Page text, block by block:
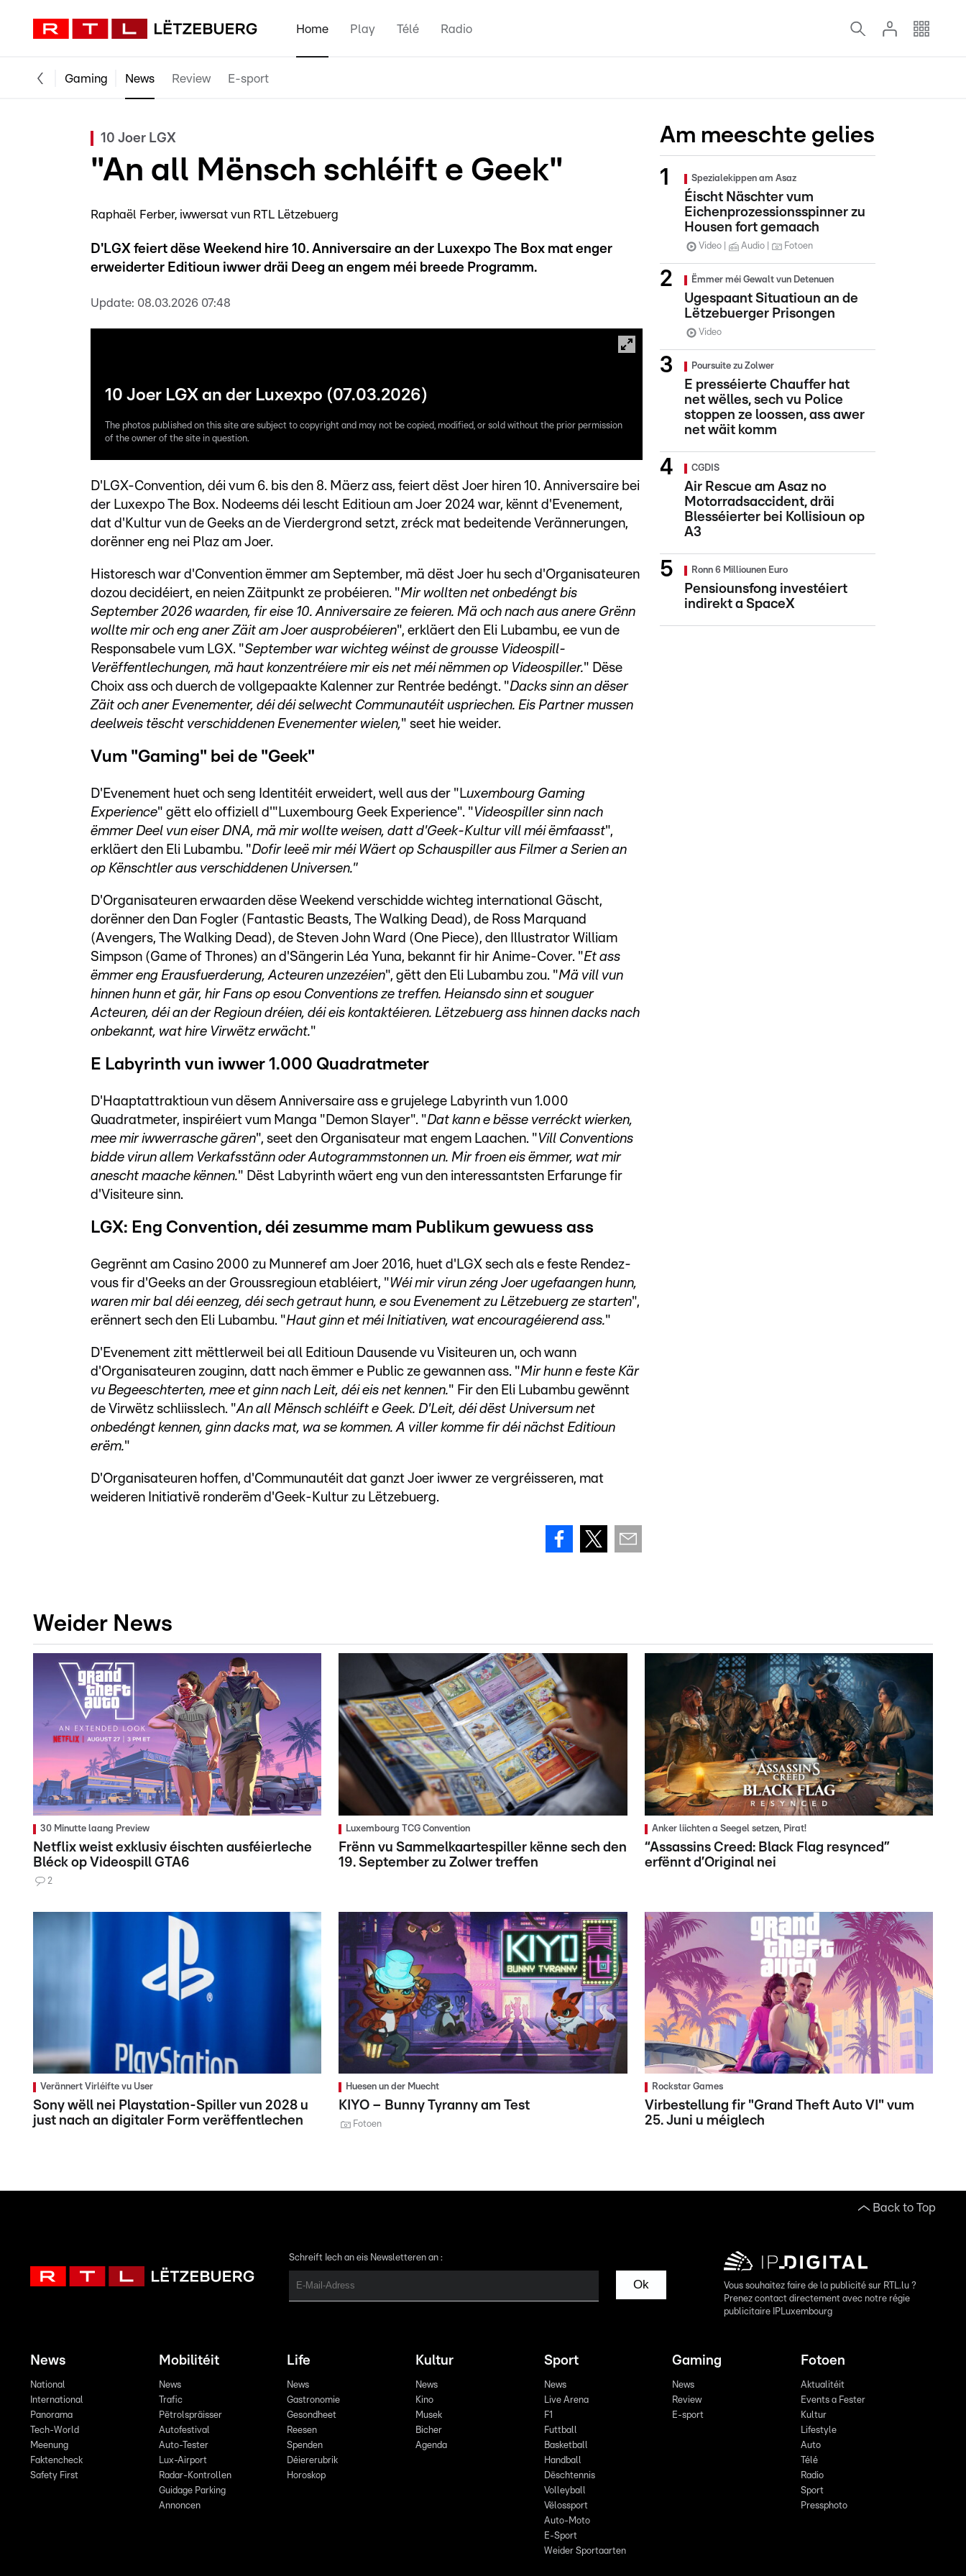
Home Play Télé Radio
Gaming News Review E-sport
10 Joer LGX
"An all Mënsch schléift e Geek"
Raphaël Ferber iwwersat vun RTL Lëtzebuerg
D'LGX feiert dëse Weekend hire 10. Anniversaire an der Luxexpo The Box mat enger
erweiderter Editioun iwwer dräi Deeg an engem méi breede Programm.
Update: 08.03.2026 07:48
10 Joer LGX an der Luxexpo (07.03.2026)
The photos published on this site are subject to copyright and may not be copied, modified, or sold without the prior permission
of the owner of the site in question.
D'LGX-Convention, déi vum 6. bis den 8. Mäerz ass, feiert dëst Joer hiren 10. Anniversaire bei
der Luxexpo The Box. Nodeems déi lescht Editioun am Joer 2024 war, kënnt d'Evenement,
dat d'Kultur vun de Geeks an de Vierdergrond setzt, zréck mat bedeitende Verännerungen,
dorënner eng nei Plaz am Joer.
Historesch war d'Convention ëmmer am September, mä dëst Joer hu sech d'Organisateuren
dozou decidéiert, en neien Zäitpunkt ze probéieren. "Mir wollten net onbedéngt bis
September 2026 waarden, fir eise 10. Anniversaire ze feieren. Mä och nach aus anere Grënn
wollte mir och eng aner Zäit am Joer ausprobéieren", erkläert den Eli Lubambu, ee vun de
Responsabele vum LGX. "September war wichteg wéinst de grousse Videospill-
Verëffentlechungen, mä haut konzentréiere mir eis net méi nëmmen op Videospiller." Dëse
Choix ass och duerch de vollgepaakte Kalenner zur Rentrée bedéngt. "Dacks sinn an dëser
Zäit och aner Evenementer, déi déi selwecht Communautéit uspriechen. Eis Partner mussen
deelweis tëscht verschiddenen Evenementer wielen," seet hie weider.
Vum "Gaming" bei de "Geek"
D'Evenement huet och seng Identitéit erweidert, well aus der "Luxembourg Gaming
Experience" gëtt elo offiziell d'"Luxembourg Geek Experience". "Videospiller sinn nach
ëmmer Deel vun eiser DNA, mä mir wollte weisen, datt d'Geek-Kultur vill méi ëmfaasst",
erkläert den Eli Lubambu. "Dofir leeë mir méi Wäert op Schauspiller aus Filmer a Serien an
op Kënschtler aus verschiddenen Universen."
D'Organisateuren erwaarden dëse Weekend verschidde wichteg international Gäscht,
dorënner den Dan Fogler (Fantastic Beasts, The Walking Dead), de Ross Marquand
(Avengers, The Walking Dead), de Steven John Ward (One Piece), den Illustrator William
Simpson (Game of Thrones) an d'Sängerin Léa Yuna, bekannt fir hir Anime-Cover. "Et ass
ëmmer eng Erausfuerderung, Acteuren unzezéien", gëtt den Eli Lubambu zou. "Mä vill vun
hinnen hunn et gär, hir Fans op esou Conventions ze treffen. Heiansdo sinn et souguer
Acteuren, déi an der Regioun dréien, déi eis kontaktéieren. Lëtzebuerg ass hinnen dacks nach
onbekannt, wat hire Virwëtz erwächt."
E Labyrinth vun iwwer 1.000 Quadratmeter
D'Haaptattraktioun vun dësem Anniversaire ass e grujelege Labyrinth vun 1.000
Quadratmeter, inspiréiert vum Manga "Demon Slayer". "Dat kann e bësse verréckt wierken,
mee mir iwwerrasche gären", seet den Organisateur mat engem Laachen. "Vill Conventions
bidde virun allem Verkafsstänn oder Autogrammstonnen un. Mir froen eis ëmmer, wat mir
anescht maache kënnen." Dëst Labyrinth wäert eng vun den interessantsten Erfarunge fir
d'Visiteure sinn.
LGX: Eng Convention, déi zesumme mam Publikum gewuess ass
Gegrënnt am Casino 2000 zu Munneref am Joer 2016, huet d'LGX sech als e feste Rendez-
vous fir d'Geeks an der Groussregioun etabléiert, "Wéi mir virun zéng Joer ugefaangen hunn,
waren mir bal déi eenzeg, déi sech getraut hunn, e sou Evenement zu Lëtzebuerg ze starten",
erënnert sech den Eli Lubambu. "Haut ginn et méi Initiativen, wat encouragéierend ass."
D'Evenement zitt mëttlerweil bei all Editioun Dausende vu Visiteuren un, och wann
d'Organisateuren zouginn, datt nach ëmmer e Public ze gewannen ass. "Mir hunn e feste Kär
vu Begeeschterten, mee et ginn nach Leit, déi eis net kennen." Fir den Eli Lubambu gewënnt
de Virwëtz schliisslech. "An all Mënsch schléift e Geek. D'Leit, déi dëst Universum net
onbedéngt kennen, ginn dacks mat, wa se kommen. A viller komme fir déi nächst Editioun
erëm."
D'Organisateuren hoffen, d'Communautéit dat ganzt Joer iwwer ze vergréisseren, mat
weideren Initiativë ronderëm d'Geek-Kultur zu Lëtzebuerg.
Am meeschte gelies
Spezialekippen am Asaz
Éischt Näschter vum
Eichenprozessionsspinner zu
Housen fort gemaach
Video Audio Fotoen
Ëmmer méi Gewalt vun Detenuen
Ugespaant Situatioun an de
Lëtzebuerger Prisongen
Video
Poursuite zu Zolwer
E presséierte Chauffer hat
net wëlles, sech vu Police
stoppen ze loossen, ass awer
net wäit komm
CGDIS
Air Rescue am Asaz no
Motorradsaccident, dräi
Blesséierter bei Kollisioun op
A3
Ronn 6 Milliounen Euro
Pensiounsfong investéiert
indirekt a SpaceX
Weider News
30 Minutte laang Preview
Netflix weist exklusiv éischten ausféierleche
Bléck op Videospill GTA6
2
Luxembourg TCG Convention
Frënn vu Sammelkaartespiller kënne sech den
19. September zu Zolwer treffen
Anker liichten a Seegel setzen, Pirat!
“Assassins Creed: Black Flag resynced”
erfënnt d’Original nei
Verännert Virléifte vu User
Sony wëll nei Playstation-Spiller vun 2028 u
just nach an digitaler Form verëffentlechen
Huesen un der Muecht
KIYO – Bunny Tyranny am Test
Fotoen
Rockstar Games
Virbestellung fir "Grand Theft Auto VI" vum
25. Juni u méiglech
Back to Top
Schreift Iech an eis Newsletteren an :
Ok
Vous souhaitez faire de la publicité sur RTL.lu ?
Prenez contact directement avec notre régie
publicitaire IPLuxembourg
News
National
International
Panorama
Tech-World
Meenung
Faktencheck
Safety First
Mobilitéit
News
Trafic
Pëtrolspräisser
Autofestival
Auto-Tester
Lux-Airport
Radar-Kontrollen
Guidage Parking
Annoncen
Life
News
Gastronomie
Gesondheet
Reesen
Spenden
Déiererubrik
Horoskop
Kultur
News
Kino
Musek
Bicher
Agenda
Sport
News
Live Arena
F1
Futtball
Basketball
Handball
Dëschtennis
Volleyball
Vëlossport
Auto-Moto
E-Sport
Weider Sportaarten
Gaming
News
Review
E-sport
Fotoen
Aktualitéit
Events a Fester
Kultur
Lifestyle
Auto
Télé
Radio
Sport
Pressphoto